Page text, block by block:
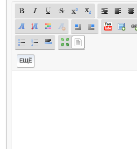
ЕЩЁ